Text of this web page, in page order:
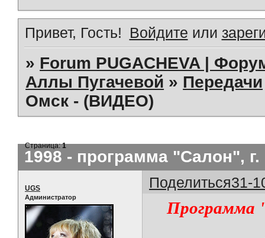
Привет, Гость! Войдите или
» Forum PUGACHEVA |
Аллы Пугачевой » Передачи
Омск - (ВИДЕО)
1998 - программа "Салон",
Страница:1
Поделиться31-
UGS
Администратор
Программа